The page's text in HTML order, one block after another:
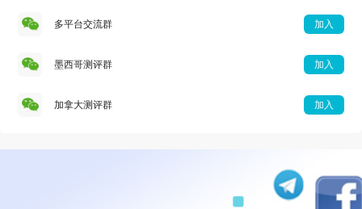
多平台交流群 加入
墨西哥测评群 加入
加拿大测评群 加入